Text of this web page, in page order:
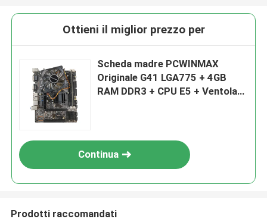
Ottieni il miglior prezzo per
Scheda madre PCWINMAX
Originale G41 LGA775 + 4GB
RAM DDR3 + CPU E5 + Ventola
Continua
Prodotti raccomandati